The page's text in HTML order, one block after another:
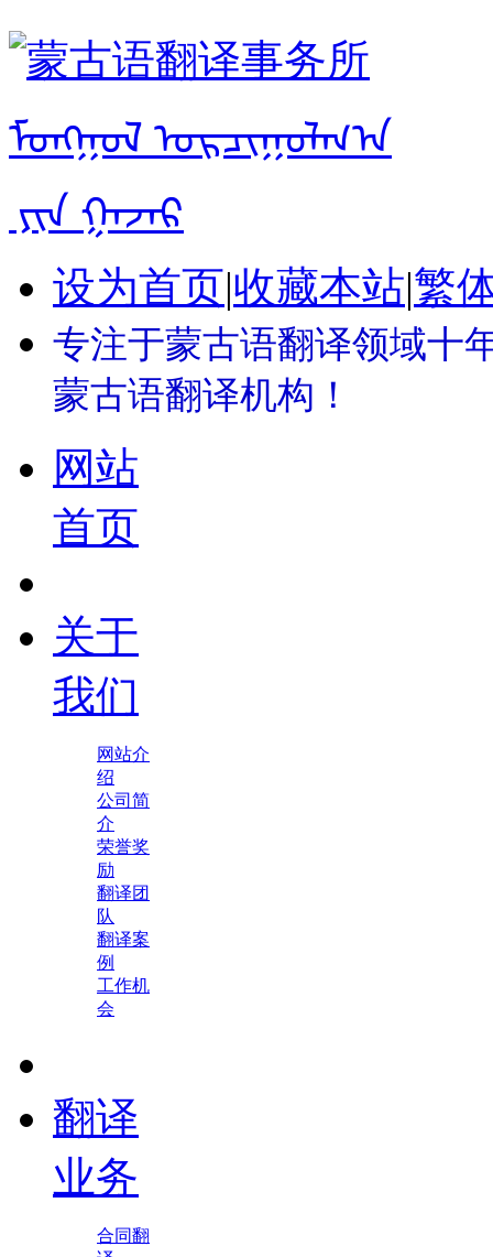
设为首页|收藏本站|繁
专注于蒙古语翻译领域十
蒙古语翻译机构！
网站
首页
关于
我们
网站介
绍
公司简
介
荣誉奖
励
翻译团
队
翻译案
例
工作机
会
翻译
业务
合同翻